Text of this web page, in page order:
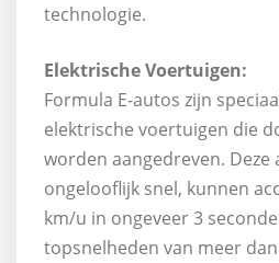
technologie.
Elektrische Voertuigen:
Formula E-autos zijn
elektrische voertuigen die
worden aangedreven. Deze
ongelooflijk snel, kunnen
km/u in ongeveer 3
topsnelheden van meer